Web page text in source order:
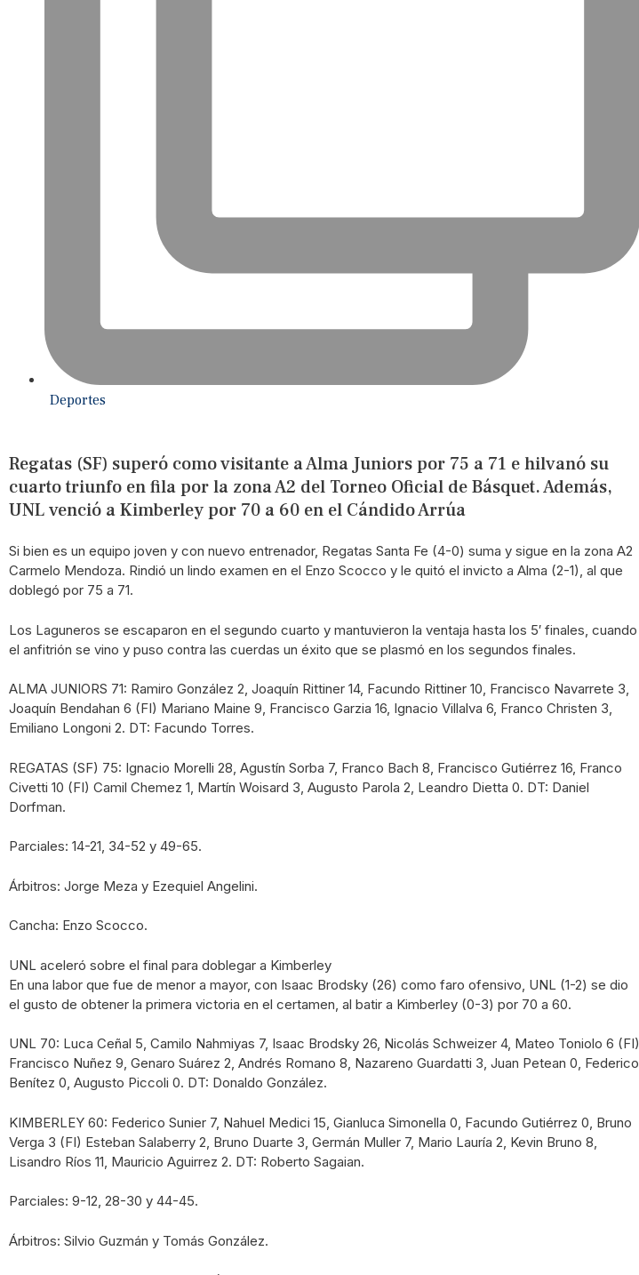
Deportes
Regatas (SF) superó como visitante a Alma Juniors por 75 a 71 e hilvanó su
cuarto triunfo en fila por la zona A2 del Torneo Oficial de Básquet. Además,
UNL venció a Kimberley por 70 a 60 en el Cándido Arrúa
Si bien es un equipo joven y con nuevo entrenador, Regatas Santa Fe (4-0) suma y sigue en la zona A2
Carmelo Mendoza. Rindió un lindo examen en el Enzo Scocco y le quitó el invicto a Alma (2-1), al que
doblegó por 75 a 71.
Los Laguneros se escaparon en el segundo cuarto y mantuvieron la ventaja hasta los 5′ finales, cuando
el anfitrión se vino y puso contra las cuerdas un éxito que se plasmó en los segundos finales.
ALMA JUNIORS 71: Ramiro González 2, Joaquín Rittiner 14, Facundo Rittiner 10, Francisco Navarrete 3,
Joaquín Bendahan 6 (FI) Mariano Maine 9, Francisco Garzia 16, Ignacio Villalva 6, Franco Christen 3,
Emiliano Longoni 2. DT: Facundo Torres.
REGATAS (SF) 75: Ignacio Morelli 28, Agustín Sorba 7, Franco Bach 8, Francisco Gutiérrez 16, Franco
Civetti 10 (FI) Camil Chemez 1, Martín Woisard 3, Augusto Parola 2, Leandro Dietta 0. DT: Daniel
Dorfman.
Parciales: 14-21, 34-52 y 49-65.
Árbitros: Jorge Meza y Ezequiel Angelini.
Cancha: Enzo Scocco.
UNL aceleró sobre el final para doblegar a Kimberley
En una labor que fue de menor a mayor, con Isaac Brodsky (26) como faro ofensivo, UNL (1-2) se dio
el gusto de obtener la primera victoria en el certamen, al batir a Kimberley (0-3) por 70 a 60.
UNL 70: Luca Ceñal 5, Camilo Nahmiyas 7, Isaac Brodsky 26, Nicolás Schweizer 4, Mateo Toniolo 6 (FI)
Francisco Nuñez 9, Genaro Suárez 2, Andrés Romano 8, Nazareno Guardatti 3, Juan Petean 0, Federico
Benítez 0, Augusto Piccoli 0. DT: Donaldo González.
KIMBERLEY 60: Federico Sunier 7, Nahuel Medici 15, Gianluca Simonella 0, Facundo Gutiérrez 0, Bruno
Verga 3 (FI) Esteban Salaberry 2, Bruno Duarte 3, Germán Muller 7, Mario Lauría 2, Kevin Bruno 8,
Lisandro Ríos 11, Mauricio Aguirrez 2. DT: Roberto Sagaian.
Parciales: 9-12, 28-30 y 44-45.
Árbitros: Silvio Guzmán y Tomás González.